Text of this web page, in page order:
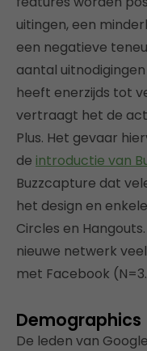
uitingen, een
een negatieve
aantal
heeft enerzijds tot
vertraagt het de
Plus. Het gevaar
de introductie van
Buzzcapture dat
het design en
Circles en
nieuwe netwerk
met Facebook
Demographics
De leden van